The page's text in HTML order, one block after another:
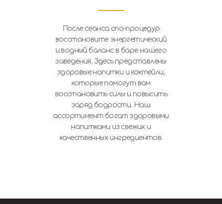
После сеанса спа-процедур
восстановите энергетический
и водный баланс в баре нашего
заведения. Здесь представлены
здоровые напитки и коктейли,
которые помогут вам
восстановить силы и повысить
заряд бодрости. Наш
ассортимент богат здоровыми
напитками из свежих и
качественных ингредиентов.